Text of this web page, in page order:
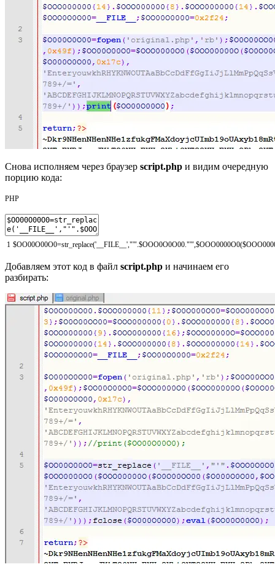
Снова исполняем через браузер script.php и видим очередную
порцию кода:
PHP
1 $OO00O00O0=str_replace('__FILE__',"'".$OOO0O0O00."'",$OOO0000O0(
Добавляем этот код в файл script.php и начинаем его
разбирать: